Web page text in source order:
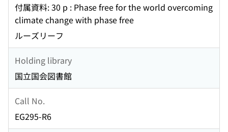
付属資料: 30 p : Phase free for the world overcoming
climate change with phase free
ルーズリーフ
Holding library
国立国会図書館
Call No.
EG295-R6